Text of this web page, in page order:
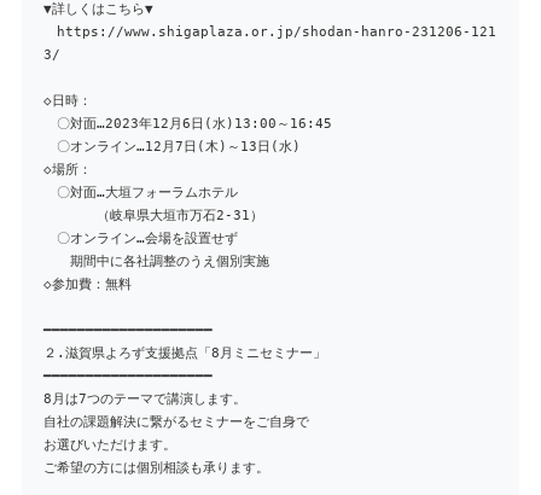
▼詳しくはこちら▼
https://www.shigaplaza.or.jp/shodan-hanro-231206-121
3/
◇日時：
〇対面…2023年12月6日(水)13:00～16:45
〇オンライン…12月7日(木)～13日(水)
◇場所：
〇対面…大垣フォーラムホテル
（岐阜県大垣市万石2-31）
〇オンライン…会場を設置せず
期間中に各社調整のうえ個別実施
◇参加費：無料
━━━━━━━━━━━━━━━━━━━━
２.滋賀県よろず支援拠点「8月ミニセミナー」
━━━━━━━━━━━━━━━━━━━━
8月は7つのテーマで講演します。
自社の課題解決に繋がるセミナーをご自身で
お選びいただけます。
ご希望の方には個別相談も承ります。